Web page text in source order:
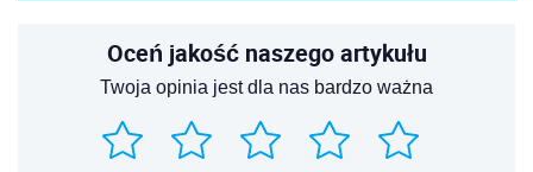
Oceń jakość naszego artykułu
Twoja opinia jest dla nas bardzo ważna